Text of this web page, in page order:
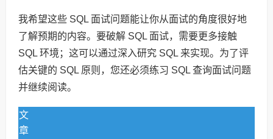
我希望这些 SQL 面试问题能让你从面试的角度很好地
了解预期的内容。要破解 SQL 面试，需要更多接触
SQL 环境；这可以通过深入研究 SQL 来实现。为了评
估关键的 SQL 原则，您还必须练习 SQL 查询面试问题
并继续阅读。
文
章